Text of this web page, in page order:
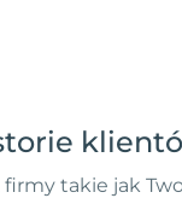
takie jak